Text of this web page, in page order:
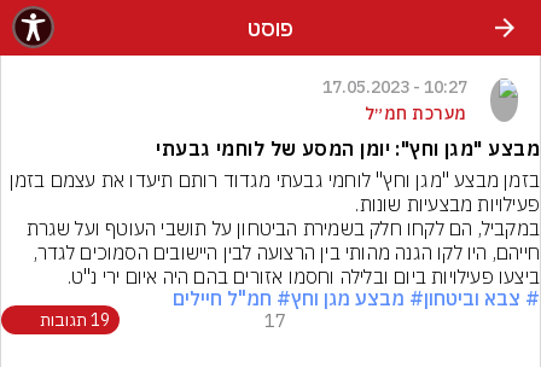
פוסט
10:27 - 17.05.2023
מערכת חמ״ל
מבצע "מגן וחץ": יומן המסע של לוחמי גבעתי
במקביל, הם לקחו חלק בשמירת הביטחון על תושבי העוטף ועל שגרת
ביצעו פעילויות ביום ובלילה וחסמו אזורים בהם היה איום ירי נ"ט.
# צבא וביטחון# מבצע מגן וחץ# חמ"ל חיילים
17 19 תגובות